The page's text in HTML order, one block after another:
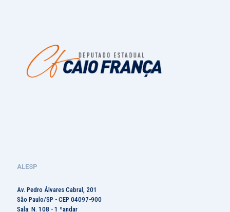
ALESP
Av. Pedro Álvares Cabral, 201
São Paulo/SP - CEP 04097-900
Sala: N. 108 - 1 ºandar